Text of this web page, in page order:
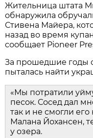
Жительница штата
обнаружила
Стивена Майера,
назад во время
сообщает Pioneer
За прошедшие годы
пыталась найти
«Мы потратили
песок. Сосед дал
так и не смогли
Малана Йохансен,
у озера.